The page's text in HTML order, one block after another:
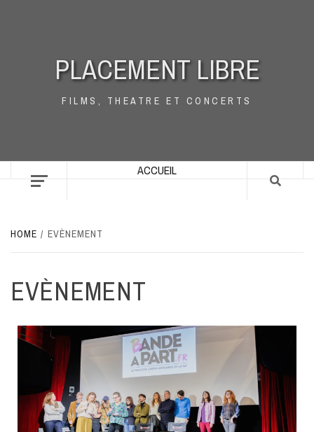
PLACEMENT LIBRE
FILMS, THEATRE ET CONCERTS
ACCUEIL
HOME EVÈNEMENT
EVÈNEMENT